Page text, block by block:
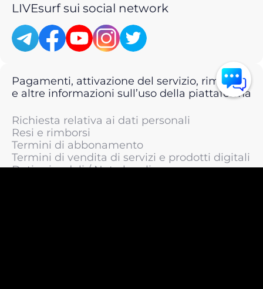
LIVEsurf sui social network
Pagamenti, attivazione del servizio, rimborsi
e altre informazioni sull’uso della piattaforma
Richiesta relativa ai dati personali
Resi e rimborsi
Termini di abbonamento
Termini di vendita di servizi e prodotti digitali
Dati aziendali / Note legali